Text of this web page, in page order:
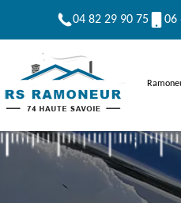
04 82 29 90 75 06